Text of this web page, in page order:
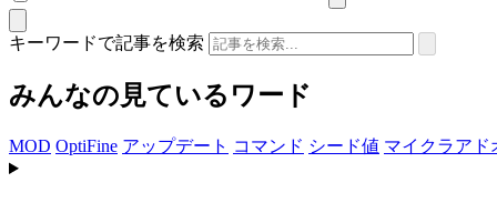
キーワードで記事を検索
みんなの見ているワード
MOD OptiFine アップデート コマンド シード値 マイクラアド